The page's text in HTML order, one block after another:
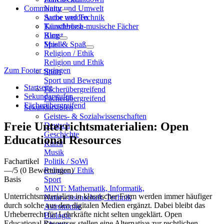
Natur und Umwelt
Sache und Technik
Künstlerisch-musische Fächer
Kunst
Musik
Religion / Ethik
Religion und Ethik
Sport
Sport und Bewegung
Fächerübergreifend
Fächerübergreifend
Sekundarstufen
Geistes- & Sozialwissenschaften
Deutsch
Geschichte
Kunst
Musik
Politik / SoWi
Religion / Ethik
Sport
MINT: Mathematik, Informatik,
Naturwissenschaft, Technik
Astronomie
Biologie
Community
Autor werden
Tauschbörse
Blog
Spiel & Spaß
Zum Footer springen
Startseite
Sekundarstufen
Fächerübergreifend
Freie Unterrichtsmaterialien: Open
Educational Resources
Fachartikel
—/5 (0 Bewertungen)
Basis
Unterrichtsmaterialien in klassischer Form werden immer häufiger
durch solche aus den digitalen Medien ergänzt. Dabei bleibt das
Urheberrecht für Lehrkräfte nicht selten ungeklärt. Open